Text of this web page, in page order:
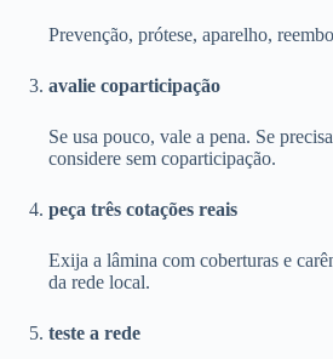
Prevenção, prótese, aparelho,
avalie coparticipação
Se usa pouco, vale a pena. Se
considere sem coparticipação.
peça três cotações reais
Exija a lâmina com coberturas e
da rede local.
teste a rede